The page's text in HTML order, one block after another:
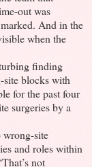
out was
And in the
when the
finding
site blocks with
for the past four
surgeries by a
wrong-site
and roles within
not